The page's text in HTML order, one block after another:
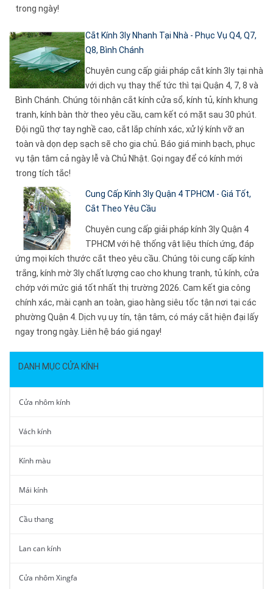
trong ngày!
Cắt Kính 3ly Nhanh Tại Nhà - Phục Vụ Q4, Q7,
Q8, Bình Chánh
Chuyên cung cấp giải pháp cắt kính 3ly tại nhà
với dịch vụ thay thế tức thì tại Quận 4, 7, 8 và
Bình Chánh. Chúng tôi nhận cắt kính cửa sổ, kính tủ, kính khung
tranh, kính bàn thờ theo yêu cầu, cam kết có mặt sau 30 phút.
Đội ngũ thợ tay nghề cao, cắt lắp chính xác, xử lý kính vỡ an
toàn và dọn dẹp sạch sẽ cho gia chủ. Báo giá minh bạch, phục
vụ tận tâm cả ngày lễ và Chủ Nhật. Gọi ngay để có kính mới
trong tích tắc!
Cung Cấp Kính 3ly Quận 4 TPHCM - Giá Tốt,
Cắt Theo Yêu Cầu
Chuyên cung cấp giải pháp kính 3ly Quận 4
TPHCM với hệ thống vật liệu thích ứng, đáp
ứng mọi kích thước cắt theo yêu cầu. Chúng tôi cung cấp kính
trắng, kính mờ 3ly chất lượng cao cho khung tranh, tủ kính, cửa
chớp với mức giá tốt nhất thị trường 2026. Cam kết gia công
chính xác, mài cạnh an toàn, giao hàng siêu tốc tận nơi tại các
phường Quận 4. Dịch vụ uy tín, tận tâm, có máy cắt hiện đại lấy
ngay trong ngày. Liên hệ báo giá ngay!
DANH MỤC CỬA KÍNH
Cửa nhôm kính
Vách kính
Kính màu
Mái kính
Cầu thang
Lan can kính
Cửa nhôm Xingfa